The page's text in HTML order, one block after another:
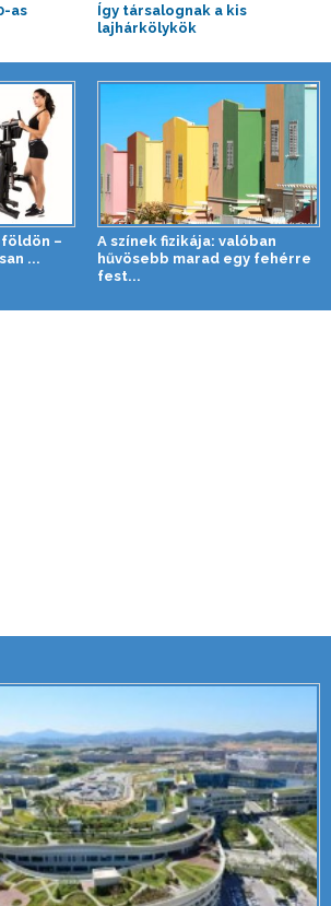
as
Így társalognak a kis
lajhárkölykök
földön –
...
A színek fizikája: valóban
hűvösebb marad egy fehérre
fest...